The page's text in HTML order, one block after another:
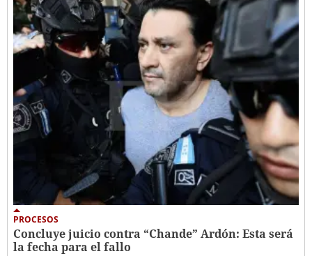
PROCESOS
Concluye juicio contra “Chande” Ardón: Esta será
la fecha para el fallo